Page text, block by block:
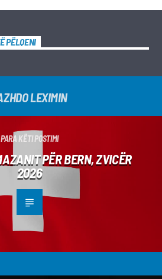
PËLQENI
LEXIMIN
PARA KËTI POSTIMI
PËR BERN, ZVICËR
2026